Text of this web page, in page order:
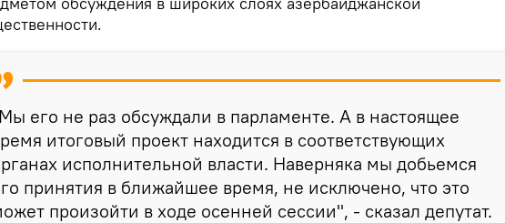
его не раз обсуждали в парламенте. А в настоящее
итоговый проект находится в соответствующих
исполнительной власти. Наверняка мы добьемся
принятия в ближайшее время, не исключено, что это
произойти в ходе осенней сессии", - сказал депутат.